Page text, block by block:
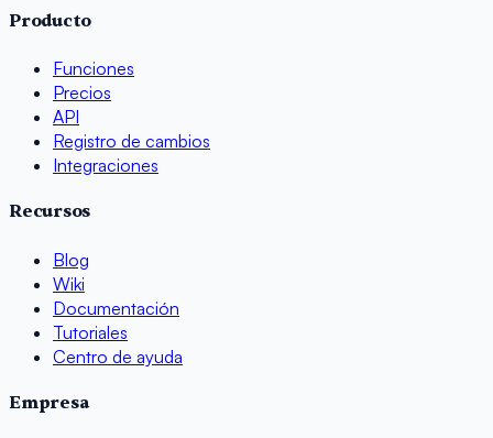
Producto
Funciones
Precios
API
Registro de cambios
Integraciones
Recursos
Blog
Wiki
Documentación
Tutoriales
Centro de ayuda
Empresa